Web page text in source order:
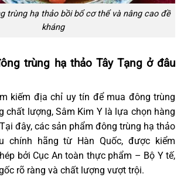
trùng hạ thảo bồi bổ cơ thể và nâng cao đề
kháng
trùng hạ thảo Tây Tạng ở đâu
kiếm địa chỉ uy tín để mua đông trùng
chất lượng, Sâm Kim Y là lựa chọn hàng
đây, các sản phẩm đông trùng hạ thảo
chính hãng từ Hàn Quốc, được kiểm
bởi Cục An toàn thực phẩm – Bộ Y tế,
rõ ràng và chất lượng vượt trội.